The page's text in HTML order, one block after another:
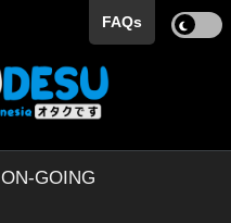
FAQs
ON-GOING